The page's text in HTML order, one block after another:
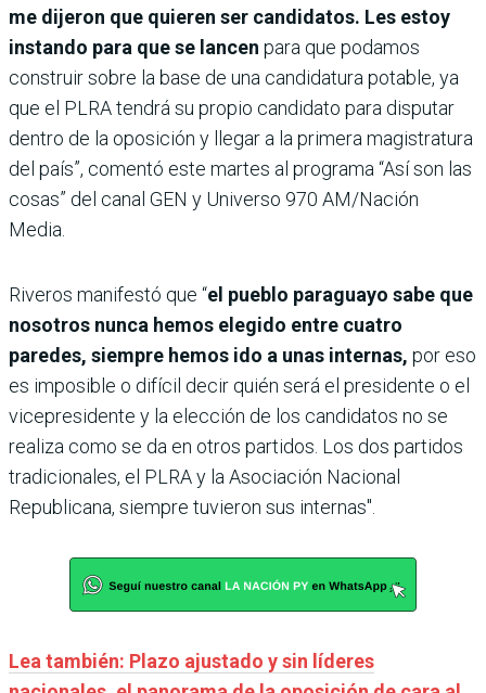
me dijeron que quieren ser candidatos. Les estoy
instando para que se lancen para que podamos
construir sobre la base de una candidatura potable, ya
que el PLRA tendrá su propio candidato para disputar
dentro de la oposición y llegar a la primera magistratura
del país”, comentó este martes al programa “Así son las
cosas” del canal GEN y Universo 970 AM/Nación
Media.
Riveros manifestó que “el pueblo paraguayo sabe que
nosotros nunca hemos elegido entre cuatro
paredes, siempre hemos ido a unas internas, por eso
es imposible o difícil decir quién será el presidente o el
vicepresidente y la elección de los candidatos no se
realiza como se da en otros partidos. Los dos partidos
tradicionales, el PLRA y la Asociación Nacional
Republicana, siempre tuvieron sus internas".
Lea también: Plazo ajustado y sin líderes